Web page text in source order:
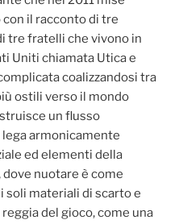
con il racconto di tre
tre fratelli che vivono in
Uniti chiamata Utica e
coalizzandosi tra
ostili verso il mondo
un flusso
armonicamente
ed elementi della
dove nuotare è come
soli materiali di scarto e
del gioco, come una